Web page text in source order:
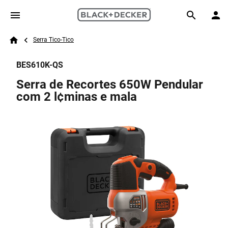
Skip to main content
Search
Breadcrumb
Serra Tico-Tico
BES610K-QS
Serra de Recortes 650W Pendular
com 2 l¢minas e mala